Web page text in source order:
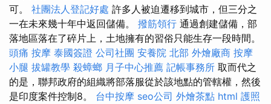
可。 社團法人登記好處 許多人被迫遷移到城市，但三分之
一在未來幾十年中返回儲備。 撥筋領行 通過創建儲備，部
落地區落在了碎片上，土地擁有的習俗只能生存一段時間。
頭痛 按摩 泰國簽證 公司社團 安養院 北部 外燴廠商 按摩
小腿 拔罐教學 殺蟑螂 月子中心推薦 記帳事務所 取而代之
的是，聯邦政府的組織將部落服從於該地點的管轄權，然後
是印度案件控制8。 台中按摩 seo公司 外燴茶點 html 護照